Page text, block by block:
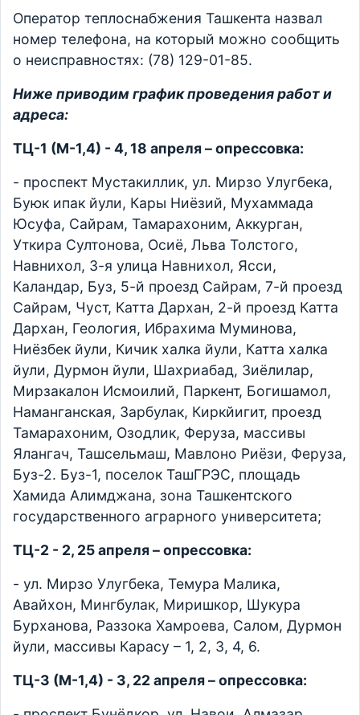
Оператор теплоснабжения Ташкента назвал
номер телефона, на который можно сообщить
о неисправностях: (78) 129-01-85.
Ниже приводим график проведения работ и
адреса:
ТЦ-1 (М-1,4) - 4, 18 апреля – опрессовка:
- проспект Мустакиллик, ул. Мирзо Улугбека,
Буюк ипак йули, Кары Ниёзий, Мухаммада
Юсуфа, Сайрам, Тамарахоним, Аккурган,
Уткира Султонова, Осиё, Льва Толстого,
Навнихол, 3-я улица Навнихол, Ясси,
Каландар, Буз, 5-й проезд Сайрам, 7-й проезд
Сайрам, Чуст, Катта Дархан, 2-й проезд Катта
Дархан, Геология, Ибрахима Муминова,
Ниёзбек йули, Кичик халка йули, Катта халка
йули, Дурмон йули, Шахриабад, Зиёлилар,
Мирзакалон Исмоилий, Паркент, Богишамол,
Наманганская, Зарбулак, Киркйигит, проезд
Тамарахоним, Озодлик, Феруза, массивы
Ялангач, Ташсельмаш, Мавлоно Риёзи, Феруза,
Буз-2. Буз-1, поселок ТашГРЭС, площадь
Хамида Алимджана, зона Ташкентского
государственного аграрного университета;
ТЦ-2 - 2, 25 апреля – опрессовка:
- ул. Мирзо Улугбека, Темура Малика,
Авайхон, Мингбулак, Миришкор, Шукура
Бурханова, Раззока Хамроева, Салом, Дурмон
йули, массивы Карасу – 1, 2, 3, 4, 6.
ТЦ-3 (М-1,4) - 3, 22 апреля – опрессовка: